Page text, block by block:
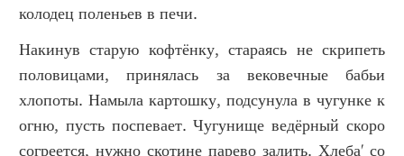
колодец поленьев в печи.
Накинув старую кофтёнку, стараясь не скрипеть
половицами, принялась за вековечные бабьи
хлопоты. Намыла картошку, подсунула в чугунке к
огню, пусть поспевает. Чугунище ведёрный скоро
согреется, нужно скотине парево залить. Хлеба' со